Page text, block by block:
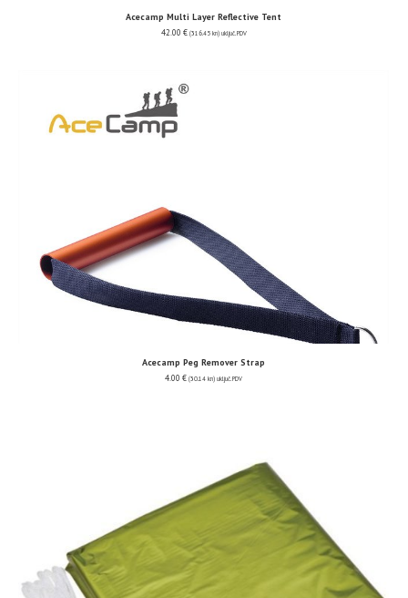
Acecamp Multi Layer Reflective Tent
42.00 € (316.45 kn) uključ. PDV
Acecamp Peg Remover Strap
4.00 € (30.14 kn) uključ. PDV